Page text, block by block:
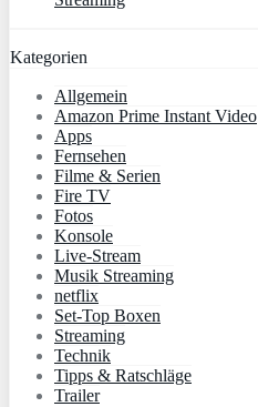
Kategorien
Allgemein
Amazon Prime Instant Video
Apps
Fernsehen
Filme & Serien
Fire TV
Fotos
Konsole
Live-Stream
Musik Streaming
netflix
Set-Top Boxen
Streaming
Technik
Tipps & Ratschläge
Trailer